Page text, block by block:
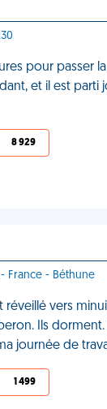
pour passer
et il est
8 929
France - Béthune
vers
Ils
journée de
1 499